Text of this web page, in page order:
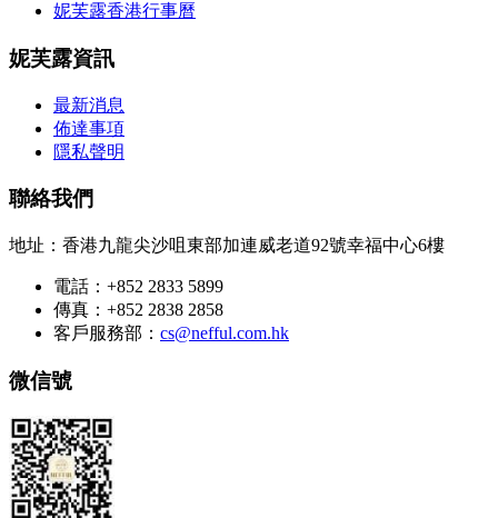
妮芙露香港行事曆
妮芙露資訊
最新消息
佈達事項
隱私聲明
聯絡我們
地址：香港九龍尖沙咀東部加連威老道92號幸福中心6樓
電話：+852 2833 5899
傳真：+852 2838 2858
客戶服務部： cs@nefful.com.hk
微信號